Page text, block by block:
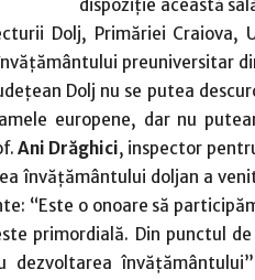
dispoziţie această
Dolj, Primăriei Craiova,
preuniversitar
Dolj nu se putea
europene, dar nu
Ani Drăghici, inspector
învăţământului doljan a
“Este o onoare să
primordială. Din punctul
dezvoltarea